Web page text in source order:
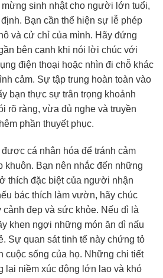
sinh nhật cho người lớn tuổi,
Bạn cần thể hiện sự lễ phép
và cử chỉ của mình. Hãy đứng
bên cạnh khi nói lời chúc với
điện thoại hoặc nhìn đi chỗ khác
cảm. Sự tập trung hoàn toàn vào
bạn thực sự trân trọng khoảnh
rõ ràng, vừa đủ nghe và truyền
phần thuyết phục.
cá nhân hóa để tránh cảm
khuôn. Bạn nên nhắc đến những
thích đặc biệt của người nhận
bác thích làm vườn, hãy chúc
cảnh đẹp và sức khỏe. Nếu dì là
khen ngợi những món ăn dì nấu
Sự quan sát tinh tế này chứng tỏ
cuộc sống của họ. Những chi tiết
lại niềm xúc động lớn lao và khó